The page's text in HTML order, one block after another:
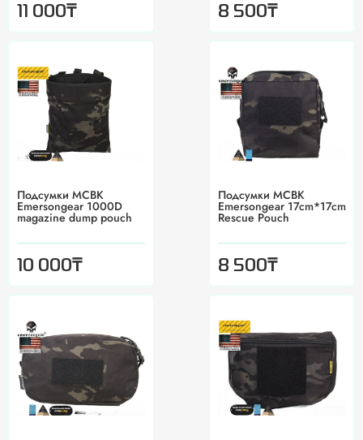
11 000₸ 8 500₸
Подсумки MCBK
Emersongear 1000D
magazine dump pouch
10 000₸
Подсумки MCBK
Emersongear 17cm*17cm
Rescue Pouch
8 500₸